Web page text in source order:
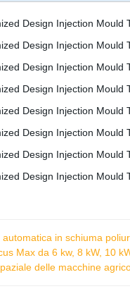
in schiuma
Max da 6 kw, 8 kW, 10
delle macchine